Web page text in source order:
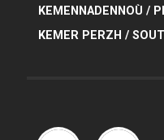
KEMENNADENNOÙ /
KEMER PERZH /